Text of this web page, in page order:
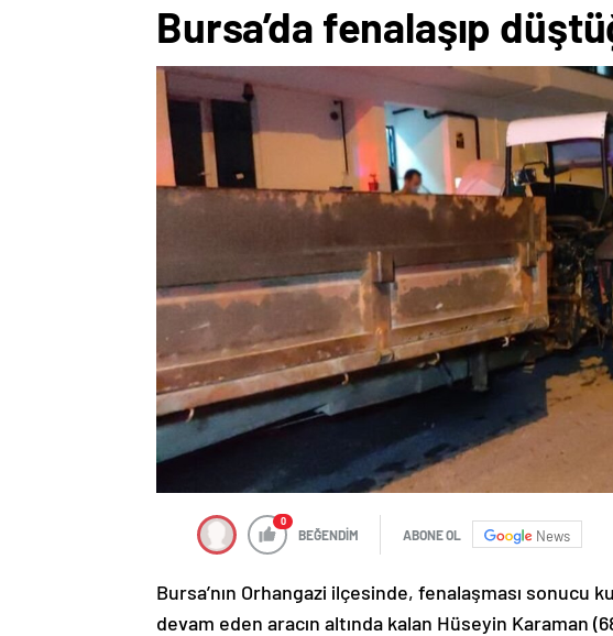
Bursa’da fenalaşıp
0
BEĞENDİM ABONE OL News
Bursa’nın Orhangazi ilçesinde, fenalaşması sonucu
devam eden aracın altında kalan Hüseyin Karaman